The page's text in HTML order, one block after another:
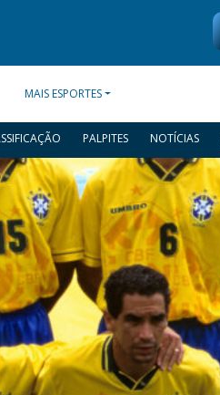
MAIS ESPORTES
PALPITES NOTÍCIAS